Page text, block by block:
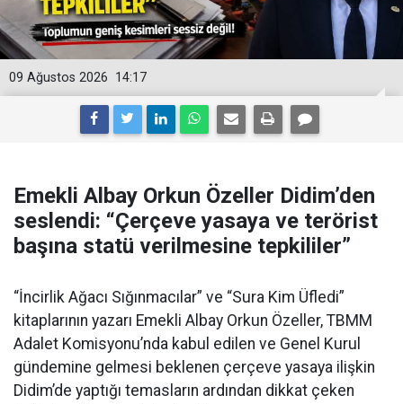
14:17
09 Ağustos 2026
Emekli Albay Orkun Özeller Didim’den
seslendi: “Çerçeve yasaya ve terörist
başına statü verilmesine tepkililer”
“İncirlik Ağacı Sığınmacılar” ve “Sura Kim Üfledi”
kitaplarının yazarı Emekli Albay Orkun Özeller, TBMM
Adalet Komisyonu’nda kabul edilen ve Genel Kurul
gündemine gelmesi beklenen çerçeve yasaya ilişkin
Didim’de yaptığı temasların ardından dikkat çeken